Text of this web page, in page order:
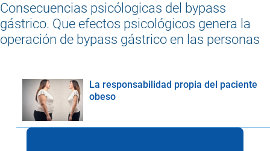
Consecuencias psicólogicas del bypass
gástrico. Que efectos psicológicos genera la
operación de bypass gástrico en las personas
La responsabilidad propia del paciente
obeso